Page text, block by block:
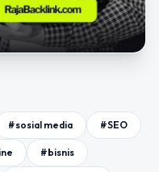
#sosial media #SEO
#bisnis